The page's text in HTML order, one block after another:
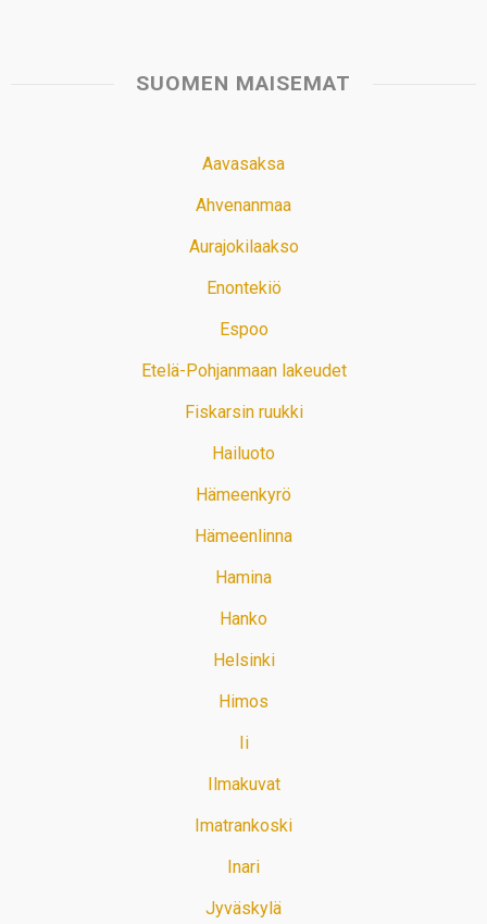
SUOMEN MAISEMAT
Aavasaksa
Ahvenanmaa
Aurajokilaakso
Enontekiö
Espoo
Etelä-Pohjanmaan lakeudet
Fiskarsin ruukki
Hailuoto
Hämeenkyrö
Hämeenlinna
Hamina
Hanko
Helsinki
Himos
Ii
Ilmakuvat
Imatrankoski
Inari
Jyväskylä